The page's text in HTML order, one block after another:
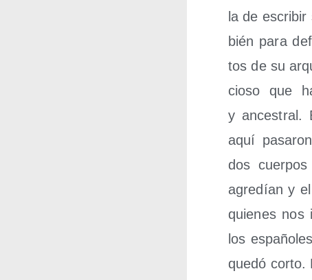
la de
bién para
tos de su
cio­so que
y ances­tral.
aquí
dos
agre­dían y
quie­nes nos
los
que­dó cor­to.